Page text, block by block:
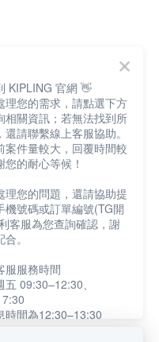
KIPLING 官網 👋
理您的需求，請點選下方
相關資訊；若無法找到所
還請聯繫線上客服協助。
案件量較大，回覆時間較
您的耐心等候！
理您的問題，還請協助提
機號碼或訂單編號(TG開
客服為您查詢確認，謝
。
服服務時間
五 09:30–12:30、
時間為12:30–13:30